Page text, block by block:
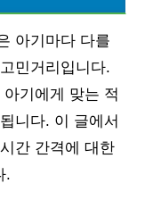
아기마다 다를
민거리입니다.
기에게 맞는 적
니다. 이 글에서
간 간격에 대한
.